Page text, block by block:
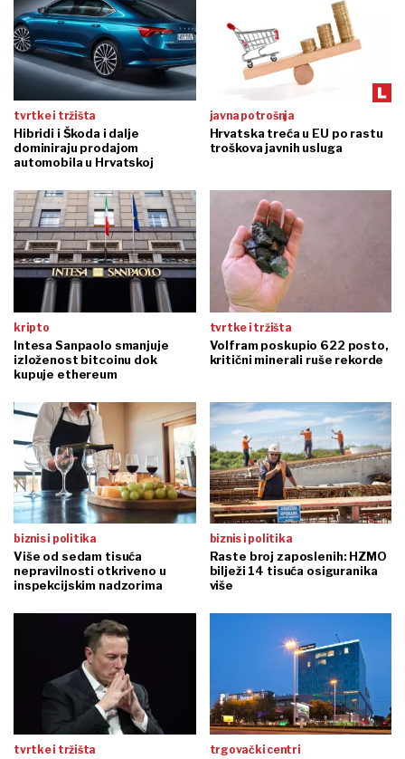
tvrtke i tržišta
Hibridi i Škoda i dalje
dominiraju prodajom
automobila u Hrvatskoj
javna potrošnja
Hrvatska treća u EU po rastu
troškova javnih usluga
kripto
Intesa Sanpaolo smanjuje
izloženost bitcoinu dok
kupuje ethereum
tvrtke i tržišta
Volfram poskupio 622 posto,
kritični minerali ruše rekorde
biznis i politika
Više od sedam tisuća
nepravilnosti otkriveno u
inspekcijskim nadzorima
biznis i politika
Raste broj zaposlenih: HZMO
bilježi 14 tisuća osiguranika
više
tvrtke i tržišta trgovački centri